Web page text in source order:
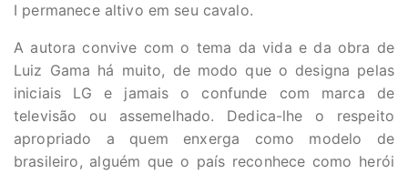
I permanece altivo em seu cavalo.
A autora convive com o tema da vida e da obra de
Luiz Gama há muito, de modo que o designa pelas
iniciais LG e jamais o confunde com marca de
televisão ou assemelhado. Dedica-lhe o respeito
apropriado a quem enxerga como modelo de
brasileiro, alguém que o país reconhece como herói